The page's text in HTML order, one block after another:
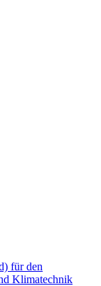
für den
Klimatechnik